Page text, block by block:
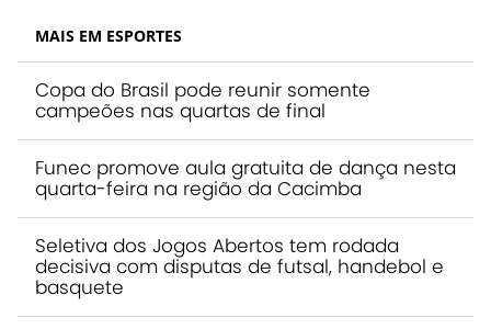
MAIS EM ESPORTES
Copa do Brasil pode reunir somente
campeões nas quartas de final
Funec promove aula gratuita de dança nesta
quarta-feira na região da Cacimba
Seletiva dos Jogos Abertos tem rodada
decisiva com disputas de futsal, handebol e
basquete